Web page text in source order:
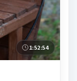
1:52:54